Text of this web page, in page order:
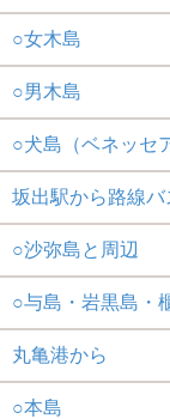
○女木島
○男木島
○犬島（ベネッセ
坂出駅から路線バ
○沙弥島と周辺
○与島・岩黒島・
丸亀港から
○本島